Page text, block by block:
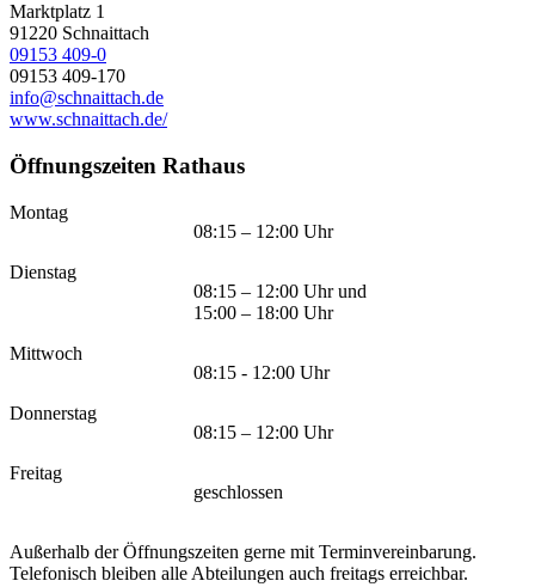
Marktplatz 1
91220 Schnaittach
09153 409-0
09153 409-170
info@schnaittach.de
www.schnaittach.de/
Öffnungszeiten Rathaus
Montag
08:15 – 12:00 Uhr
Dienstag
08:15 – 12:00 Uhr und
15:00 – 18:00 Uhr
Mittwoch
08:15 - 12:00 Uhr
Donnerstag
08:15 – 12:00 Uhr
Freitag
geschlossen
Außerhalb der Öffnungszeiten gerne mit Terminvereinbarung.
Telefonisch bleiben alle Abteilungen auch freitags erreichbar.